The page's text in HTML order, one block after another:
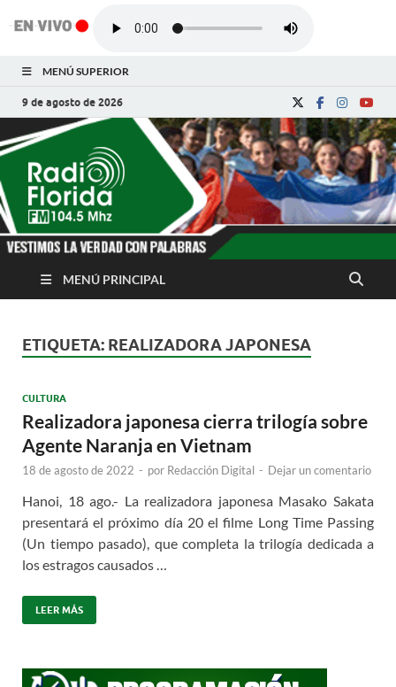
MENÚ SUPERIOR
9 de agosto de 2026
Radio Florida de
Cuba
Noticias y Actualidades de Florida, Camagüey,
MENÚ PRINCIPAL
ETIQUETA: REALIZADORA JAPONESA
CULTURA
Realizadora japonesa cierra trilogía sobre
Agente Naranja en Vietnam
18 de agosto de 2022 - por Redacción Digital - Dejar un comentario
Hanoi, 18 ago.- La realizadora japonesa Masako Sakata
presentará el próximo día 20 el filme Long Time Passing
(Un tiempo pasado), que completa la trilogía dedicada a
los estragos causados …
LEER MÁS